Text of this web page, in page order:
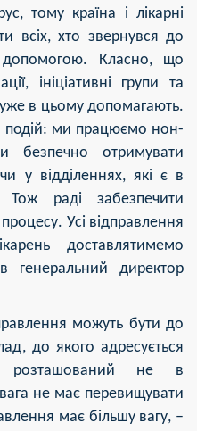
тому країна і лікарні
всіх, хто звернувся до
допомогою. Класно, що
ініціативні групи та
в цьому допомагають.
подій: ми працюємо нон-
безпечно отримувати
у відділеннях, які є в
раді забезпечити
Усі відправлення
доставлятимемо
генеральний директор
можуть бути до
до якого адресується
розташований не в
не має перевищувати
має більшу вагу, –